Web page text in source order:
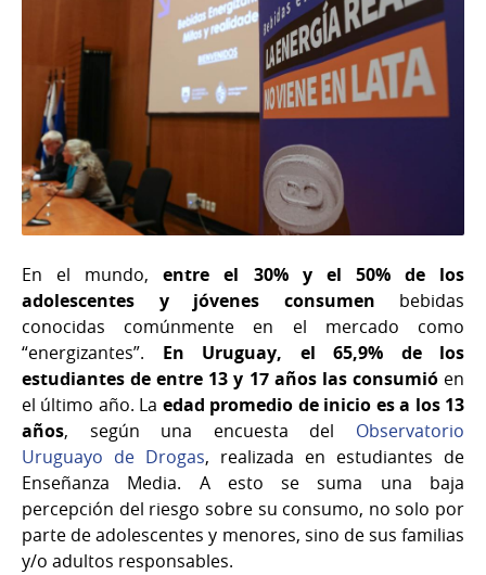
En el mundo,entre el 30% y el 50% de los
adolescentes y jóvenes consumen bebidas
conocidas comúnmente en el mercado como
“energizantes”. En Uruguay, el 65,9% de los
estudiantes de entre 13 y 17 años las consumió en
el último año. La edad promedio de inicio es a los 13
años, según una encuesta del Observatorio
Uruguayo de Drogas, realizada en estudiantes de
Enseñanza Media. A esto se suma una baja
percepción del riesgo sobre su consumo, no solo por
parte de adolescentes y menores, sino de sus familias
y/o adultos responsables.